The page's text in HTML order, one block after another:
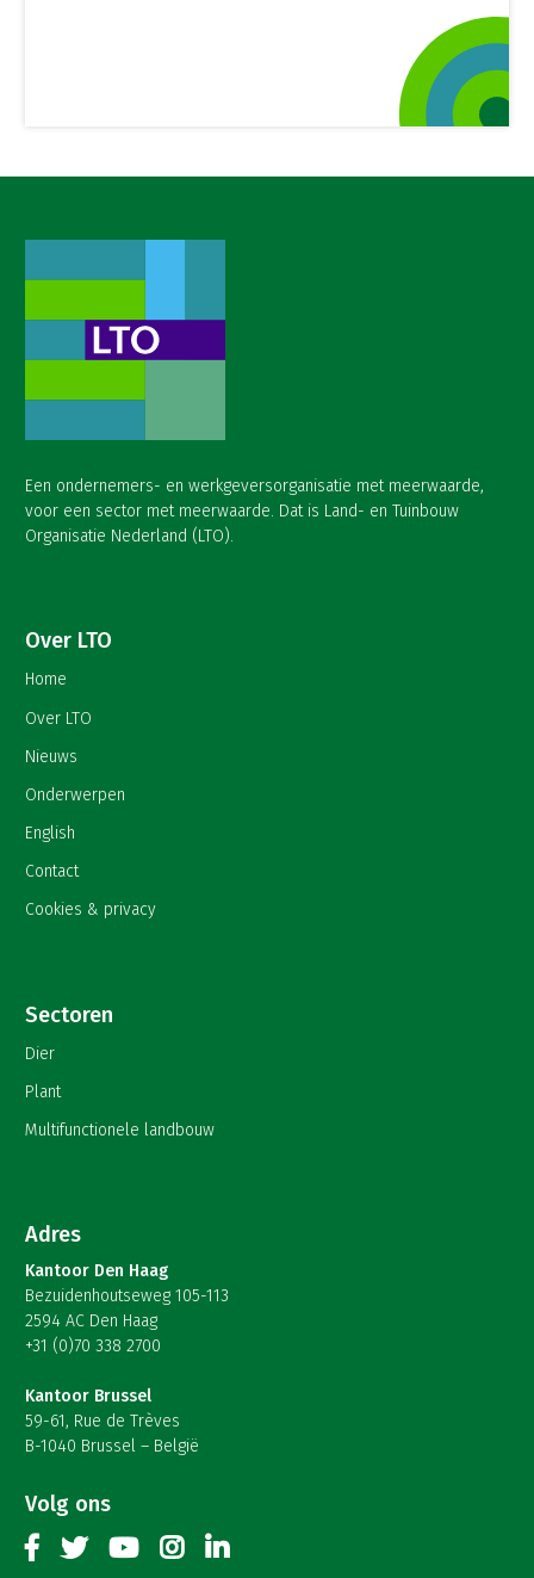
Een ondernemers- en werkgeversorganisatie met meerwaarde,
voor een sector met meerwaarde. Dat is Land- en Tuinbouw
Organisatie Nederland (LTO).
Over LTO
Home
Over LTO
Nieuws
Onderwerpen
English
Contact
Cookies & privacy
Sectoren
Dier
Plant
Multifunctionele landbouw
Adres
Kantoor Den Haag
Bezuidenhoutseweg 105-113
2594 AC Den Haag
+31 (0)70 338 2700
Kantoor Brussel
59-61, Rue de Trèves
B-1040 Brussel – België
Volg ons